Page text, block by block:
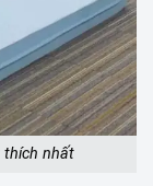
thích nhất